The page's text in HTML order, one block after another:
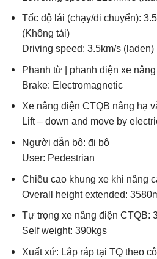
Tốc độ lái (chạy/di chuyển):
(Không tải)
Driving speed: 3.5km/s
Phanh từ | phanh điện xe
Brake: Electromagnetic
Xe nâng điện CTQB nâng hạ
Lift – down and move by
Người dẫn bộ: đi bộ
User: Pedestrian
Chiều cao khung xe khi nâng
Overall height extended:
Tự trọng xe nâng điện CTQB:
Self weight: 390kgs
Xuất xứ: Lắp ráp tại TQ theo